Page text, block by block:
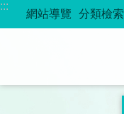
跳到主要內容區塊
:::
網站導覽 分類檢索